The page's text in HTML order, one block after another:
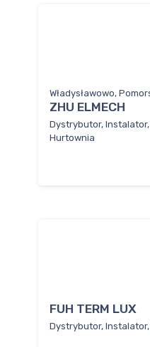
Władysławowo,
ZHU ELMECH
Dystrybutor,
Hurtownia
FUH TERM LUX
Dystrybutor, Instalator,